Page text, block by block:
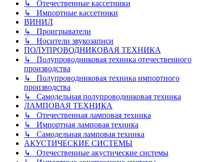
↳ Отечественные кассетники
↳ Импортные кассетники
ВИНИЛ
↳ Проигрыватели
↳ Носители звукозаписи
ПОЛУПРОВОДНИКОВАЯ ТЕХНИКА
↳ Полупроводниковая техника отечественного
производства
↳ Полупроводниковая техника импортного
производства
↳ Самодельная полупроводниковая техника
ЛАМПОВАЯ ТЕХНИКА
↳ Отечественная ламповая техника
↳ Импортная ламповая техника
↳ Самодельная ламповая техника
АКУСТИЧЕСКИЕ СИСТЕМЫ
↳ Отечественные акустические системы